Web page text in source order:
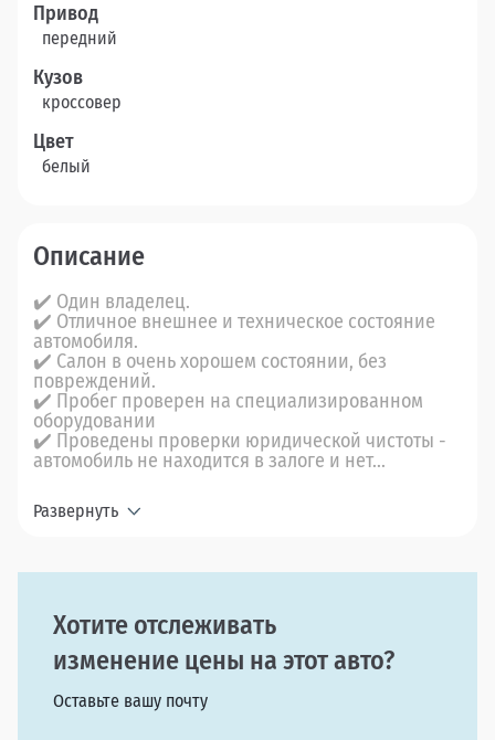
Привод
передний
Кузов
кроссовер
Цвет
белый
Описание
✔️ Один владелец.
✔️ Отличное внешнее и техническое состояние
автомобиля.
✔️ Салон в очень хорошем состоянии, без
повреждений.
✔️ Пробег проверен на специализированном
оборудовании
✔️ Проведены проверки юридической чистоты -
автомобиль не находится в залоге и нет...
Развернуть
Хотите отслеживать
изменение цены на этот авто?
Оставьте вашу почту